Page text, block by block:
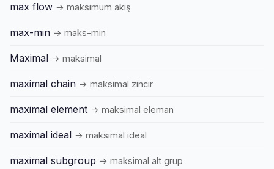
max flow → maksimum akış
max-min → maks-min
Maximal → maksimal
maximal chain → maksimal zincir
maximal element → maksimal eleman
maximal ideal → maksimal ideal
maximal subgroup → maksimal alt grup